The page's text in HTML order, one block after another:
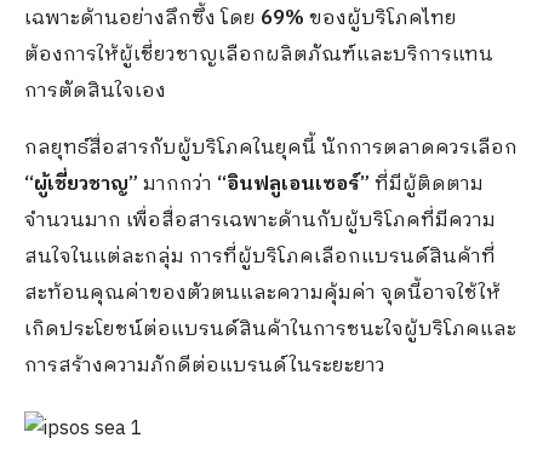
เฉพาะด้านอย่างลึกซึ้ง โดย 69%ของผู้บริโภคไทย
ต้องการให้ผู้เชี่ยวชาญเลือกผลิตภัณฑ์และบริการแทน
การตัดสินใจเอง
กลยุทธ์สื่อสารกับผู้บริโภคในยุคนี้ นักการตลาดควรเลือก
“ผู้เชี่ยวชาญ”มากกว่า “อินฟลูเอนเซอร์”ที่มีผู้ติดตาม
จำนวนมาก เพื่อสื่อสารเฉพาะด้านกับผู้บริโภคที่มีความ
สนใจในแต่ละกลุ่ม การที่ผู้บริโภคเลือกแบรนด์สินค้าที่
สะท้อนคุณค่าของตัวตนและความคุ้มค่า จุดนี้อาจใช้ให้
เกิดประโยชน์ต่อแบรนด์สินค้าในการชนะใจผู้บริโภคและ
การสร้างความภักดีต่อแบรนด์ในระยะยาว